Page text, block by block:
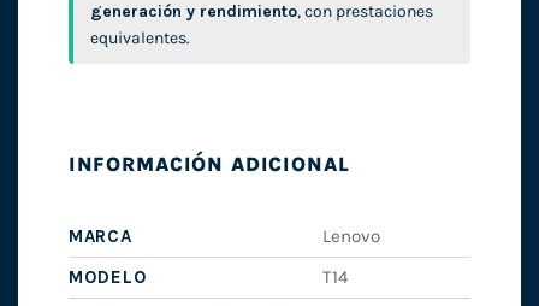
generación y rendimiento, con prestaciones
equivalentes.
INFORMACIÓN ADICIONAL
MARCA
Lenovo
MODELO
T14